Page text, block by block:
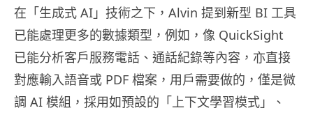
在「生成式 AI」技術之下，Alvin 提到新型 BI 工具
已能處理更多的數據類型，例如，像 QuickSight
已能分析客戶服務電話、通話紀錄等內容，亦直接
對應輸入語音或 PDF 檔案，用戶需要做的，僅是微
調 AI 模組，採用如預設的「上下文學習模式」、